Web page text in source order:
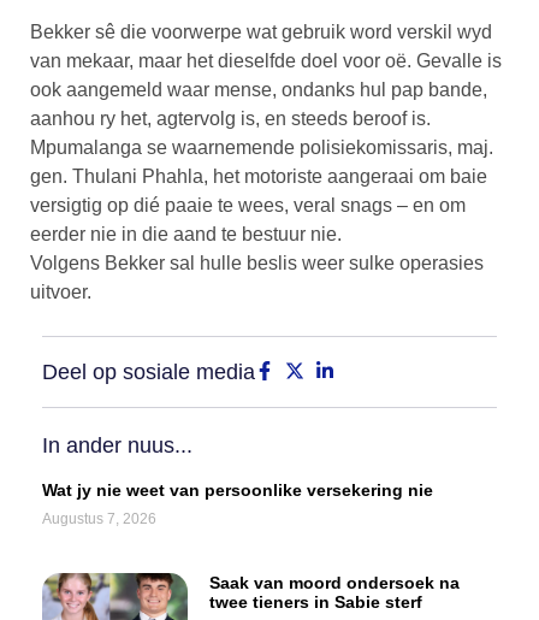
Bekker sê die voorwerpe wat gebruik word verskil wyd
van mekaar, maar het dieselfde doel voor oë. Gevalle is
ook aangemeld waar mense, ondanks hul pap bande,
aanhou ry het, agtervolg is, en steeds beroof is.
Mpumalanga se waarnemende polisiekomissaris, maj.
gen. Thulani Phahla, het motoriste aangeraai om baie
versigtig op dié paaie te wees, veral snags – en om
eerder nie in die aand te bestuur nie.
Volgens Bekker sal hulle beslis weer sulke operasies
uitvoer.
Deel op sosiale media
In ander nuus...
Wat jy nie weet van persoonlike versekering nie
Augustus 7, 2026
Saak van moord ondersoek na
twee tieners in Sabie sterf